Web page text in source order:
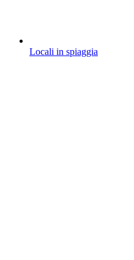
Locali in spiaggia